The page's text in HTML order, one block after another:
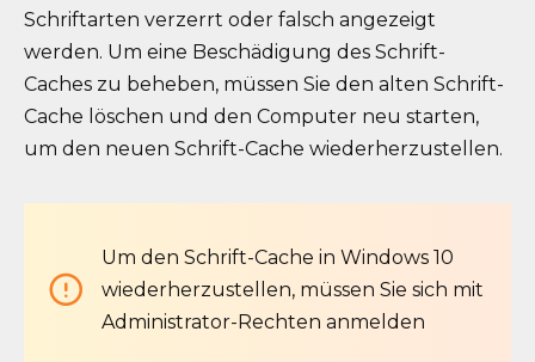
Schriftarten verzerrt oder falsch angezeigt
werden. Um eine Beschädigung des Schrift-
Caches zu beheben, müssen Sie den alten Schrift-
Cache löschen und den Computer neu starten,
um den neuen Schrift-Cache wiederherzustellen.
Um den Schrift-Cache in Windows 10
wiederherzustellen, müssen Sie sich mit
Administrator-Rechten anmelden